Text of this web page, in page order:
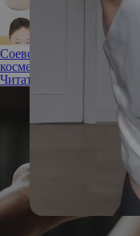
Соевое молочко: чем
косметике
Читать полностью